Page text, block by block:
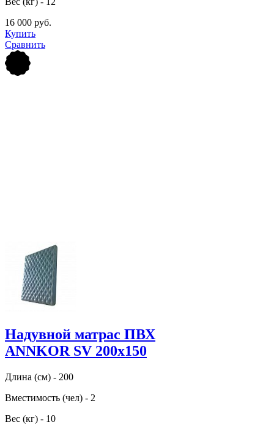
16 000 руб.
Купить
Сравнить
Надувной матрас ПВХ
ANNKOR SV 200х150
Длина (см) - 200
Вместимость (чел) - 2
Вес (кг) - 10